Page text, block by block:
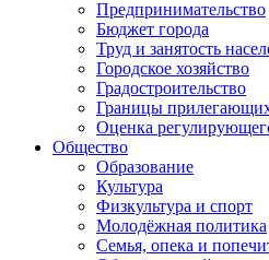
Предпринимательство
Бюджет города
Труд и занятость
Городское хозяйство
Градостроительство
Границы
Оценка
Общество
Образование
Культура
Физкультура и спорт
Молодёжная политика
Семья, опека и